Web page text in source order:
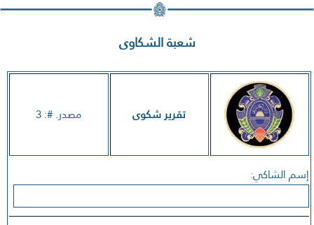
شعبة الشكاوى
تقرير شكوى مصدر. #: 3
إسم الشاكي: